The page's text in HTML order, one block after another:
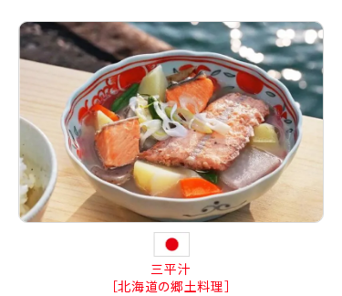
三平汁
［北海道の郷土料理］